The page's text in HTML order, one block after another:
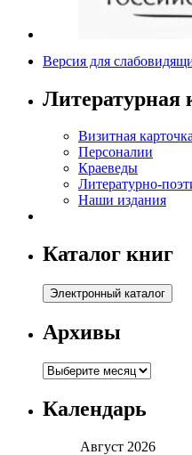
Версия для
Литературная
Визитная
Персоналии
Краеведы
Литературно-
Наши издания
Каталог книг
Архивы
Архивы
Календарь
Август 2026